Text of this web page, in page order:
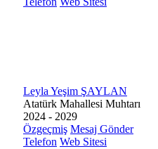
Leyla Yeşim ŞAYLAN
Atatürk Mahallesi Muhtarı
2024 - 2029
Özgeçmiş Mesaj Gönder
Telefon Web Sitesi